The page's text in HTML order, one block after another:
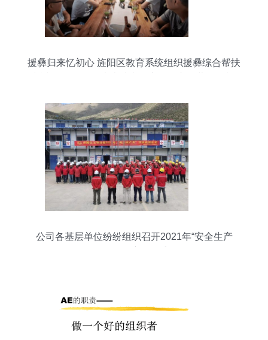
援彝归来忆初心 旌阳区教育系统组织援彝综合帮扶
公司各基层单位纷纷组织召开2021年“安全生产